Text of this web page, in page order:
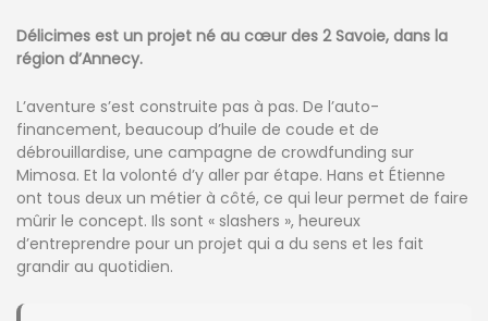
Délicimes est un projet né au cœur des 2 Savoie, dans la
région d’Annecy.
L’aventure s’est construite pas à pas. De l’auto-
financement, beaucoup d’huile de coude et de
débrouillardise, une campagne de crowdfunding sur
Mimosa. Et la volonté d’y aller par étape. Hans et Étienne
ont tous deux un métier à côté, ce qui leur permet de faire
mûrir le concept. Ils sont « slashers », heureux
d’entreprendre pour un projet qui a du sens et les fait
grandir au quotidien.